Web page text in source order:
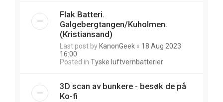
Flak Batteri.
Galgebergtangen/Kuholmen.
(Kristiansand)
Last post by KanonGeek « 18 Aug 2023
16:00
Posted in Tyske luftvernbatterier
3D scan av bunkere - besøk de på
Ko-fi